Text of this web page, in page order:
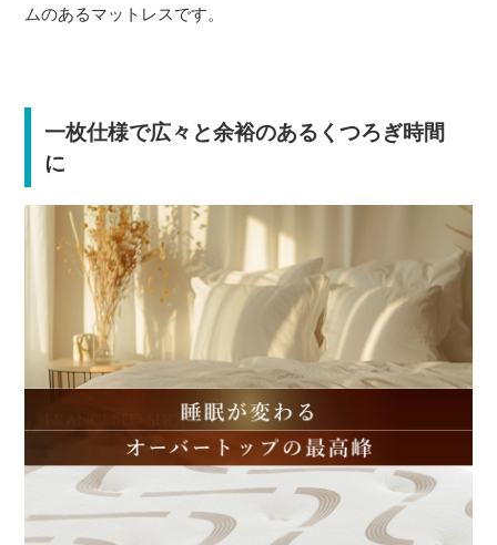
ムのあるマットレスです。
一枚仕様で広々と余裕のあるくつろぎ時間
に